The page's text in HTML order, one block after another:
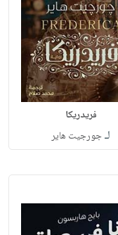
فريدريكا
لـجورجيت هاير